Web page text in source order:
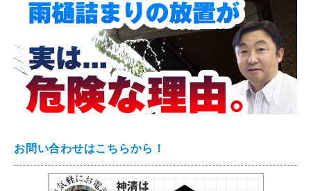
お問い合わせはこちらから！